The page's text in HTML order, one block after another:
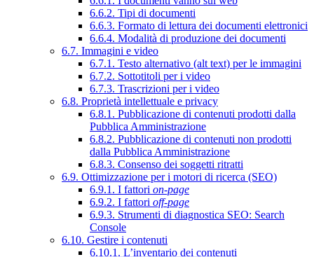
6.6.2. Tipi di documenti
6.6.3. Formato di lettura dei documenti elettronici
6.6.4. Modalità di produzione dei documenti
6.7. Immagini e video
6.7.1. Testo alternativo (alt text) per le immagini
6.7.2. Sottotitoli per i video
6.7.3. Trascrizioni per i video
6.8. Proprietà intellettuale e privacy
6.8.1. Pubblicazione di contenuti prodotti dalla
Pubblica Amministrazione
6.8.2. Pubblicazione di contenuti non prodotti
dalla Pubblica Amministrazione
6.8.3. Consenso dei soggetti ritratti
6.9. Ottimizzazione per i motori di ricerca (SEO)
6.9.1. I fattori on-page
6.9.2. I fattori off-page
6.9.3. Strumenti di diagnostica SEO: Search
Console
6.10. Gestire i contenuti
6.10.1. L’inventario dei contenuti